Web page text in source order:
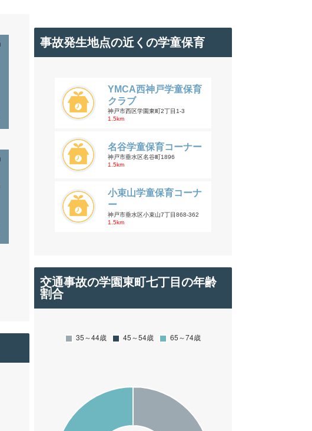
事故発生地点の近くの学童保育
YMCA西神戸学童保育
クラブ
神戸市西区学園東町2丁目1-3
1.5km
名谷学童保育コーナー
神戸市垂水区名谷町1896
1.5km
小束山学童保育コーナ
ー
神戸市垂水区小束山7丁目868-362
1.5km
交通事故の学園東町七丁目の年齢
割合